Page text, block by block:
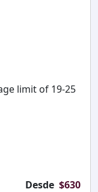
limit of 19-25
Desde $630